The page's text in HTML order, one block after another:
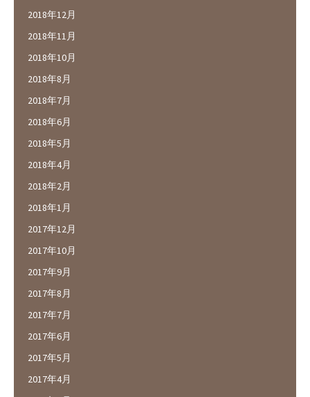
2018年12月
2018年11月
2018年10月
2018年8月
2018年7月
2018年6月
2018年5月
2018年4月
2018年2月
2018年1月
2017年12月
2017年10月
2017年9月
2017年8月
2017年7月
2017年6月
2017年5月
2017年4月